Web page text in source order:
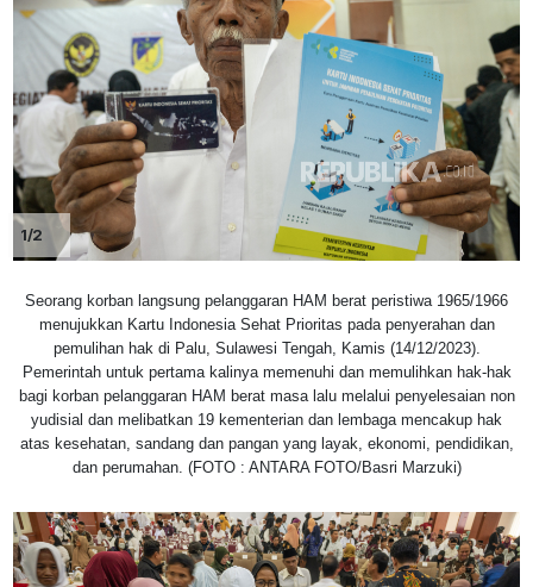
1/2
Seorang korban langsung pelanggaran HAM berat peristiwa 1965/1966
menujukkan Kartu Indonesia Sehat Prioritas pada penyerahan dan
pemulihan hak di Palu, Sulawesi Tengah, Kamis (14/12/2023).
Pemerintah untuk pertama kalinya memenuhi dan memulihkan hak-hak
bagi korban pelanggaran HAM berat masa lalu melalui penyelesaian non
yudisial dan melibatkan 19 kementerian dan lembaga mencakup hak
atas kesehatan, sandang dan pangan yang layak, ekonomi, pendidikan,
dan perumahan. (FOTO : ANTARA FOTO/Basri Marzuki)